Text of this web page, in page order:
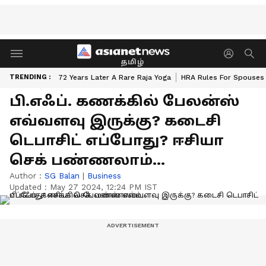
தமிழ்
TRENDING : 72 Years Later A Rare Raja Yoga HRA Rules For Spouses
பி.எஃப். கணக்கில் பேலன்ஸ்
எவ்வளவு இருக்கு? கடைசி
டெபாசிட் எப்போது? ஈசியா
செக் பண்ணலாம்...
Author : SG Balan | Business
Updated : May 27 2024, 12:24 PM IST